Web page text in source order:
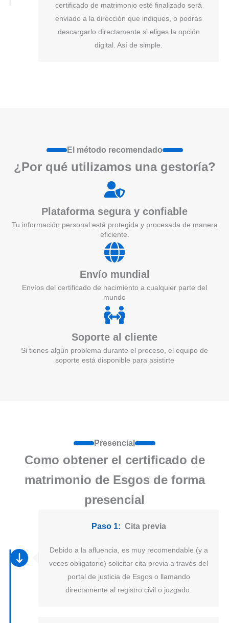
certificado de matrimonio esté finalizado será
enviado a la dirección que indiques, o podrás
descargarlo directamente si eliges la opción
digital. Así de simple.
El método recomendado
¿Por qué utilizamos una gestoría?
Plataforma segura y confiable
Tu información personal está protegida y procesada de manera
eficiente.
Envío mundial
Envíos del certificado de nacimiento a cualquier parte del
mundo
Soporte al cliente
Si tienes algún problema durante el proceso, el equipo de
soporte está disponible para asistirte
Presencial
Como obtener el certificado de
matrimonio de Esgos de forma
presencial
Paso 1: Cita previa
Debido a la afluencia, es muy recomendable (y a
veces obligatorio) solicitar cita previa a través del
portal de justicia de Esgos o llamando
directamente al registro civil o juzgado.